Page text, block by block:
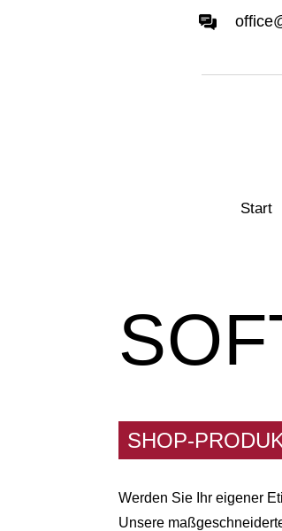
Start
SHOP-
Werden Sie Ihr eigener
Unsere